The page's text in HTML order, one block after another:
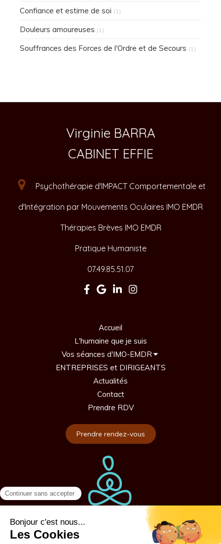
Confiance et estime de soi (1)
Douleurs amoureuses (1)
Souffrances des Forces de l'Ordre et de Secours (1)
Virginie BARRA
CABINET EFFIE
Psychothérapie d'IMPACT Comportementale et
d'Intégration par Mouvements Oculaires IMO EMDR
Thérapies Brèves IMO EMDR
Pratique Humaniste
07.49.85.51.07
Accueil
L'humaine que je suis
Vos séances d'IMO-EMDR
ENTREPRISES et DIRIGEANTS
Actualités
Contact
Prendre RDV
Prendre rendez-vous